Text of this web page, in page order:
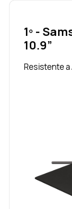
1º -
10.9”
Resistente a